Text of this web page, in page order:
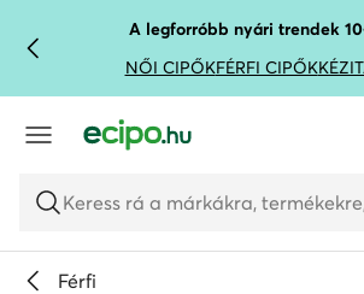
UGRÁS A FŐ TARTALOMRA
UGRÁS A KERESÉSHEZA legforróbb nyári trendek
NŐI CIPŐKFÉRFI CIPŐK
Keress rá a márkákra,
Férfi